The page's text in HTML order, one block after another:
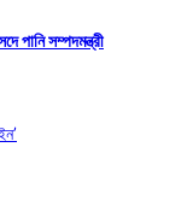
পানি সম্পদমন্ত্রী